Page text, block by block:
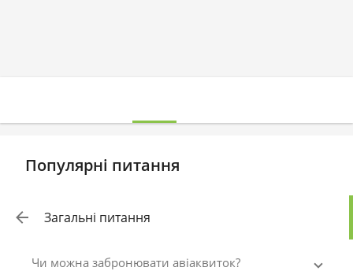
Популярні питання
Загальні питання
Чи можна забронювати авіаквиток?